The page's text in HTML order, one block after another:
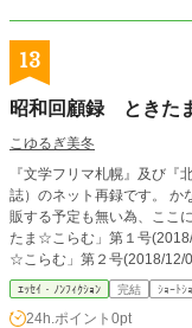
13
昭和回顧録 ときた
こゆるぎ美冬
『文学フリマ札幌』及び『
誌）のネット再録です。 かなり
販する予定も無い為、ここに収めます。 ◎初出 第1話～
たま☆こらむ」第１号(2018/07/08発行
☆こらむ」第２号(2018/12/
こらむ」第３号(2019/06/30発行） クリスマス番外編・・・・・ネ
イベント「ペーパーウェル
ｴｯｾｲ・ﾉﾝﾌｨｸｼｮﾝ 完結 ｼｮｰﾄｼ
24h.ポイント 0pt